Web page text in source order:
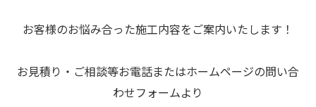
お客様のお悩み合った施工内容をご案内いたします！
お見積り・ご相談等お電話またはホームページの問い合
わせフォームより